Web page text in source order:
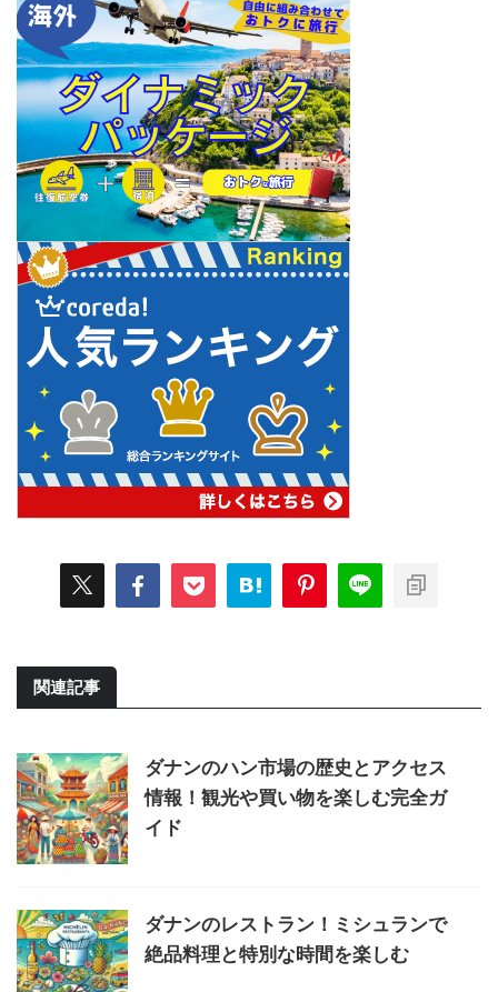
関連記事
ダナンのハン市場の歴史とアクセス
情報！観光や買い物を楽しむ完全ガ
イド
ダナンのレストラン！ミシュランで
絶品料理と特別な時間を楽しむ